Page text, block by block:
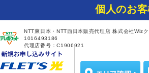
個人のお
NTT東日本・NTT西日本販売代理店 株式会社
1016493186
代理店番号：C1906921